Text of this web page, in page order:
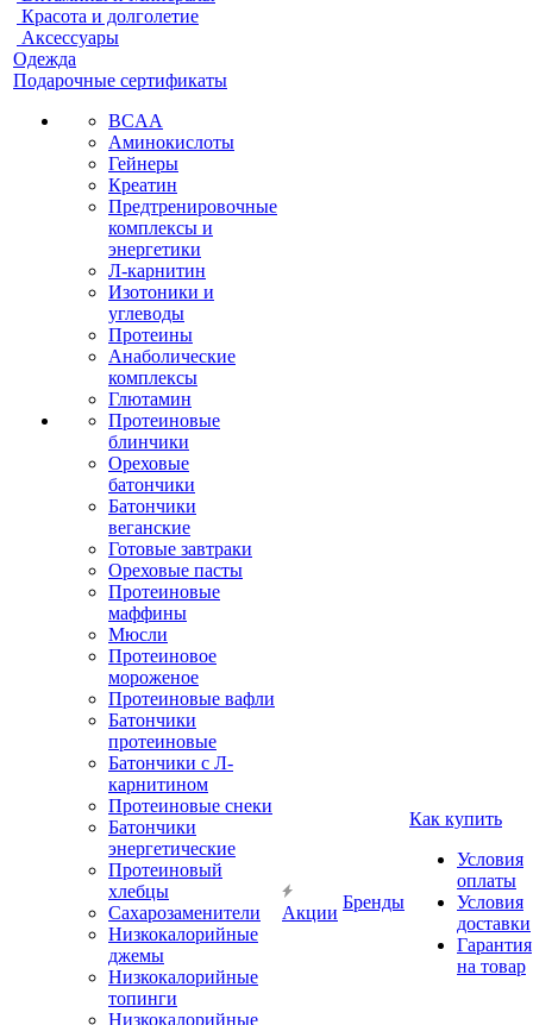
Красота и долголетие
Аксессуары
Одежда
Подарочные сертификаты
BCAA
Аминокислоты
Гейнеры
Креатин
Предтренировочные
комплексы и
энергетики
Л-карнитин
Изотоники и
углеводы
Протеины
Анаболические
комплексы
Глютамин
Протеиновые
блинчики
Ореховые
батончики
Батончики
веганские
Готовые завтраки
Ореховые пасты
Протеиновые
маффины
Мюсли
Протеиновое
мороженое
Протеиновые вафли
Батончики
протеиновые
Батончики с Л-
карнитином
Протеиновые снеки
Батончики
энергетические
Протеиновый
хлебцы
Сахарозаменители
Низкокалорийные
джемы
Низкокалорийные
топинги
Низкокалорийные
Акции
Бренды
Как купить
Условия
оплаты
Условия
доставки
Гарантия
на товар